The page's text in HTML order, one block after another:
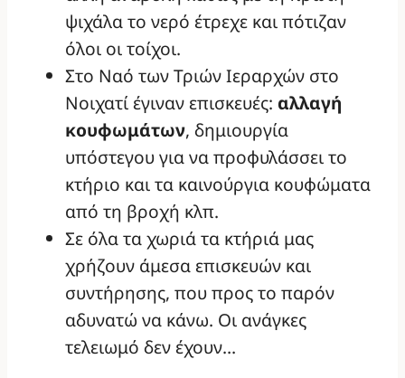
ψιχάλα το νερό έτρεχε και πότιζαν
όλοι οι τοίχοι.
Στο Ναό των Τριών Ιεραρχών στο
Νοιχατί έγιναν επισκευές: αλλαγή
κουφωμάτων, δημιουργία
υπόστεγου για να προφυλάσσει το
κτήριο και τα καινούργια κουφώματα
από τη βροχή κλπ.
Σε όλα τα χωριά τα κτήριά μας
χρήζουν άμεσα επισκευών και
συντήρησης, που προς το παρόν
αδυνατώ να κάνω. Οι ανάγκες
τελειωμό δεν έχουν…